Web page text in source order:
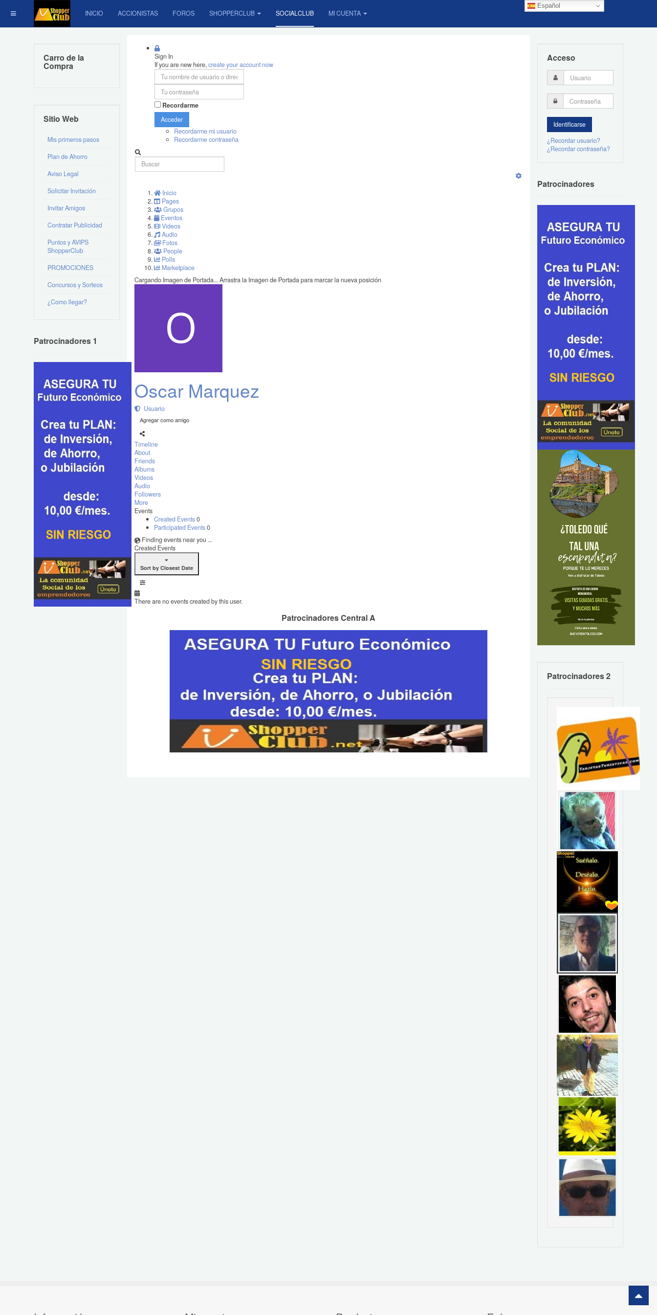
Español
INICIO ACCIONISTAS FOROS SHOPPERCLUB SOCIALCLUB MI CUENTA
Sign In
If you are new here,create your account now
Recordarme
Acceder
Recordarme mi usuario
Recordarme contraseña
Inicio
Pages
Grupos
Eventos
Videos
Audio
Fotos
People
Polls
Marketplace
Cargando Imagen de Portada...Arrastra la Imagen de Portada para marcar la nueva posición
Oscar Marquez
Usuario
Agregar como amigo
Timeline
About
Friends
Albums
Videos
Audio
Followers
More
Events
Created Events0
Participated Events0
Finding events near you ...
Created Events
Sort by Closest Date
There are no events created by this user.
Patrocinadores Central A
Carro de la
Compra
Sitio Web
Mis primeros pasos
Plan de Ahorro
Aviso Legal
Solicitar Invitación
Invitar Amigos
Contratar Publicidad
Puntos y AVIPS
ShopperClub
PROMOCIONES
Concursos y Sorteos
¿Como llegar?
Patrocinadores 1
Acceso
¿Recordar usuario?
¿Recordar contraseña?
Patrocinadores
Patrocinadores 2